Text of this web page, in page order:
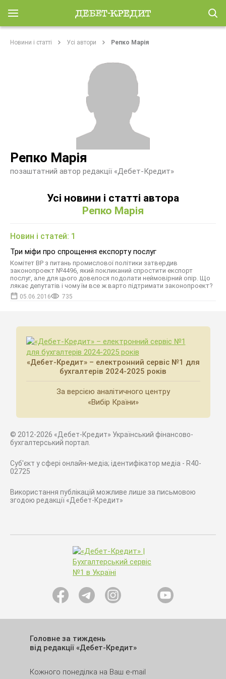
Новини і статті Усі автори Репко Марія
Репко Марія
позаштатний автор редакції «Дебет-Кредит»
Усі новини і статті автора
Репко Марія
Новин і статей: 1
Три міфи про спрощення експорту послуг
Комітет ВР з питань промислової політики затвердив
законопроект №4496, який покликаний спростити експорт
послуг, але для цього довелося подолати неймовірний опір. Що
лякає депутатів і чому їм все ж варто підтримати законопроект?
05.06.2016 735
«Дебет-Кредит» – електронний сервіс №1 для
бухгалтерів 2024-2025 років
За версією аналітичного центру
«Вибір Країни»
© 2012-2026 «Дебет-Кредит» Український фінансово-
бухгалтерський портал.
Суб'єкт у сфері онлайн-медіа; ідентифікатор медіа - R40-
02725
Використання публікацій можливе лише за письмовою
згодою редакції «Дебет-Кредит»
Головне за тиждень
від редакції «Дебет-Кредит»
Кожного понеділка на Ваш e-mail